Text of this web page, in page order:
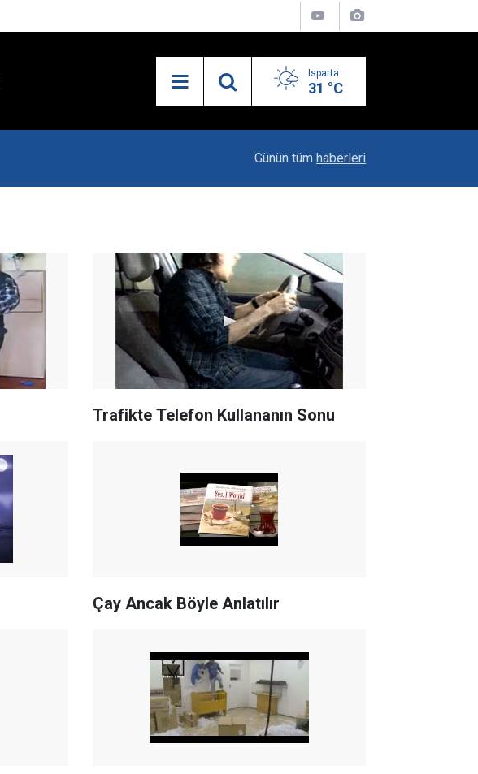
Isparta
31 °C
"Karacaören Özel Hükümleri Isparta
Günün tüm haberleri
Trafikte Telefon Kullananın Sonu
Çay Ancak Böyle Anlatılır